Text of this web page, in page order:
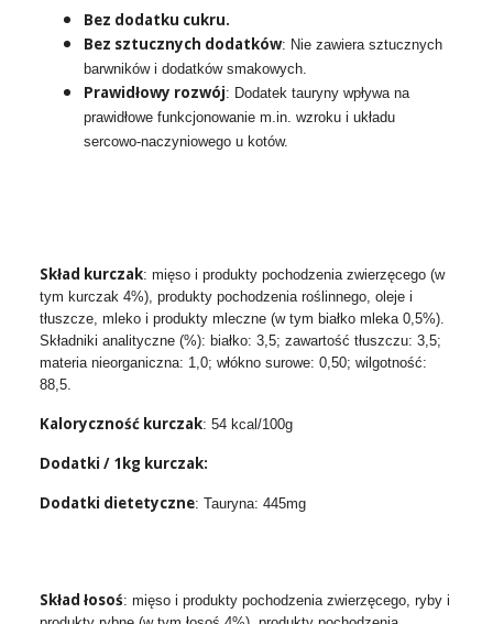
Bez dodatku cukru.
Bez sztucznych dodatków: Nie zawiera sztucznych
barwników i dodatków smakowych.
Prawidłowy rozwój: Dodatek tauryny wpływa na
prawidłowe funkcjonowanie m.in. wzroku i układu
sercowo-naczyniowego u kotów.
Skład kurczak: mięso i produkty pochodzenia zwierzęcego (w
tym kurczak 4%), produkty pochodzenia roślinnego, oleje i
tłuszcze, mleko i produkty mleczne (w tym białko mleka 0,5%).
Składniki analityczne (%): białko: 3,5; zawartość tłuszczu: 3,5;
materia nieorganiczna: 1,0; włókno surowe: 0,50; wilgotność:
88,5.
Kaloryczność kurczak: 54 kcal/100g
Dodatki / 1kg kurczak:
Dodatki dietetyczne: Tauryna: 445mg
Skład łosoś: mięso i produkty pochodzenia zwierzęcego, ryby i